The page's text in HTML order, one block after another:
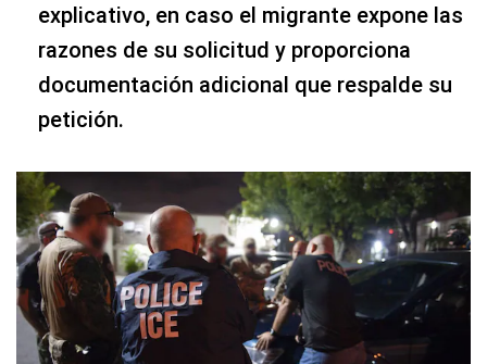
explicativo, en caso el migrante expone las
razones de su solicitud y proporciona
documentación adicional que respalde su
petición.